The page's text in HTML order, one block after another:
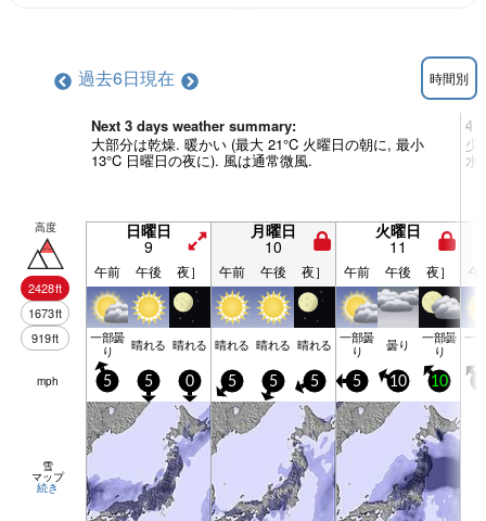
過去6日現在 時間別
Next 3 days weather summary:
大部分は乾燥. 暖かい (最大 21°C 火曜日の朝に, 最小
13°C 日曜日の夜に). 風は通常微風.
4 -
少
水
高度
2428ft
1673ft
919ft
日曜日
9
月曜日
10
火曜日
11
午前 午後 夜］ 午前 午後 夜］ 午前 午後 夜］ 午
一部曇
り 晴れる 晴れる 晴れる 晴れる 晴れる 一部曇
り 曇り 一部曇
り
一
mph 5 5 0 5 5 5 5 10 10
雪
マップ
続き